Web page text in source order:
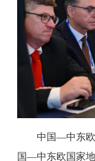
中国—中东
国—中东欧国家